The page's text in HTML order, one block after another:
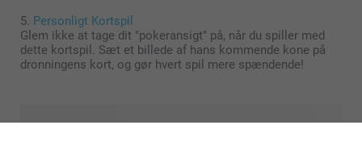
5. Personligt Kortspil
Glem ikke at tage dit "pokeransigt" på, når du spiller med
dette kortspil. Sæt et billede af hans kommende kone på
dronningens kort, og gør hvert spil mere spændende!